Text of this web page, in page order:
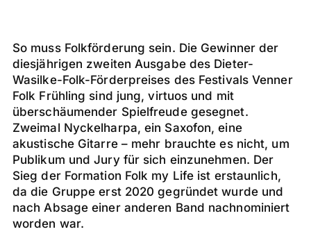
So muss Folkförderung sein. Die Gewinner der
diesjährigen zweiten Ausgabe des Dieter-
Wasilke-Folk-Förderpreises des Festivals Venner
Folk Frühling sind jung, virtuos und mit
überschäumender Spielfreude gesegnet.
Zweimal Nyckelharpa, ein Saxofon, eine
akustische Gitarre – mehr brauchte es nicht, um
Publikum und Jury für sich einzunehmen. Der
Sieg der Formation Folk my Life ist erstaunlich,
da die Gruppe erst 2020 gegründet wurde und
nach Absage einer anderen Band nachnominiert
worden war.